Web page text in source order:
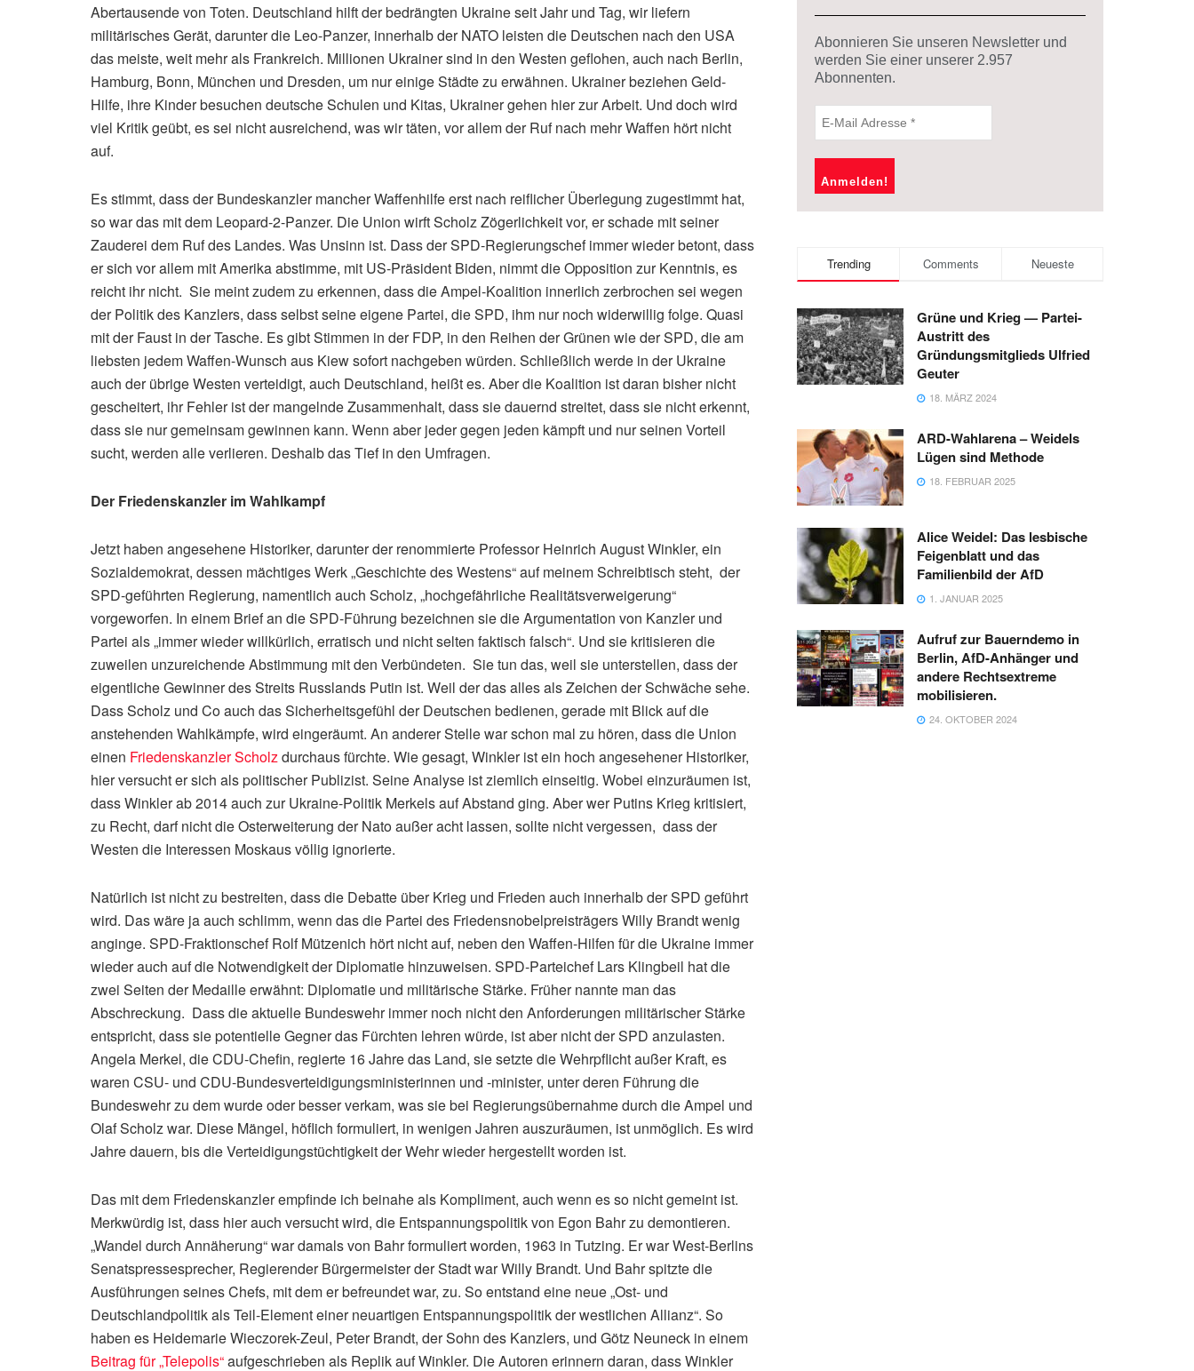
Abertausende von Toten. Deutschland hilft der bedrängten Ukraine seit Jahr und Tag, wir liefern
militärisches Gerät, darunter die Leo-Panzer, innerhalb der NATO leisten die Deutschen nach den USA
das meiste, weit mehr als Frankreich. Millionen Ukrainer sind in den Westen geflohen, auch nach Berlin,
Hamburg, Bonn, München und Dresden, um nur einige Städte zu erwähnen. Ukrainer beziehen Geld-
Hilfe, ihre Kinder besuchen deutsche Schulen und Kitas, Ukrainer gehen hier zur Arbeit. Und doch wird
viel Kritik geübt, es sei nicht ausreichend, was wir täten, vor allem der Ruf nach mehr Waffen hört nicht
auf.
Es stimmt, dass der Bundeskanzler mancher Waffenhilfe erst nach reiflicher Überlegung zugestimmt hat,
so war das mit dem Leopard-2-Panzer. Die Union wirft Scholz Zögerlichkeit vor, er schade mit seiner
Zauderei dem Ruf des Landes. Was Unsinn ist. Dass der SPD-Regierungschef immer wieder betont, dass
er sich vor allem mit Amerika abstimme, mit US-Präsident Biden, nimmt die Opposition zur Kenntnis, es
reicht ihr nicht. Sie meint zudem zu erkennen, dass die Ampel-Koalition innerlich zerbrochen sei wegen
der Politik des Kanzlers, dass selbst seine eigene Partei, die SPD, ihm nur noch widerwillig folge. Quasi
mit der Faust in der Tasche. Es gibt Stimmen in der FDP, in den Reihen der Grünen wie der SPD, die am
liebsten jedem Waffen-Wunsch aus Kiew sofort nachgeben würden. Schließlich werde in der Ukraine
auch der übrige Westen verteidigt, auch Deutschland, heißt es. Aber die Koalition ist daran bisher nicht
gescheitert, ihr Fehler ist der mangelnde Zusammenhalt, dass sie dauernd streitet, dass sie nicht erkennt,
dass sie nur gemeinsam gewinnen kann. Wenn aber jeder gegen jeden kämpft und nur seinen Vorteil
sucht, werden alle verlieren. Deshalb das Tief in den Umfragen.
Der Friedenskanzler im Wahlkampf
Jetzt haben angesehene Historiker, darunter der renommierte Professor Heinrich August Winkler, ein
Sozialdemokrat, dessen mächtiges Werk „Geschichte des Westens“ auf meinem Schreibtisch steht, der
SPD-geführten Regierung, namentlich auch Scholz, „hochgefährliche Realitätsverweigerung“
vorgeworfen. In einem Brief an die SPD-Führung bezeichnen sie die Argumentation von Kanzler und
Partei als „immer wieder willkürlich, erratisch und nicht selten faktisch falsch“. Und sie kritisieren die
zuweilen unzureichende Abstimmung mit den Verbündeten. Sie tun das, weil sie unterstellen, dass der
eigentliche Gewinner des Streits Russlands Putin ist. Weil der das alles als Zeichen der Schwäche sehe.
Dass Scholz und Co auch das Sicherheitsgefühl der Deutschen bedienen, gerade mit Blick auf die
anstehenden Wahlkämpfe, wird eingeräumt. An anderer Stelle war schon mal zu hören, dass die Union
einen Friedenskanzler Scholzdurchaus fürchte. Wie gesagt, Winkler ist ein hoch angesehener Historiker,
hier versucht er sich als politischer Publizist. Seine Analyse ist ziemlich einseitig. Wobei einzuräumen ist,
dass Winkler ab 2014 auch zur Ukraine-Politik Merkels auf Abstand ging. Aber wer Putins Krieg kritisiert,
zu Recht, darf nicht die Osterweiterung der Nato außer acht lassen, sollte nicht vergessen, dass der
Westen die Interessen Moskaus völlig ignorierte.
Natürlich ist nicht zu bestreiten, dass die Debatte über Krieg und Frieden auch innerhalb der SPD geführt
wird. Das wäre ja auch schlimm, wenn das die Partei des Friedensnobelpreisträgers Willy Brandt wenig
anginge. SPD-Fraktionschef Rolf Mützenich hört nicht auf, neben den Waffen-Hilfen für die Ukraine immer
wieder auch auf die Notwendigkeit der Diplomatie hinzuweisen. SPD-Parteichef Lars Klingbeil hat die
zwei Seiten der Medaille erwähnt: Diplomatie und militärische Stärke. Früher nannte man das
Abschreckung. Dass die aktuelle Bundeswehr immer noch nicht den Anforderungen militärischer Stärke
entspricht, dass sie potentielle Gegner das Fürchten lehren würde, ist aber nicht der SPD anzulasten.
Angela Merkel, die CDU-Chefin, regierte 16 Jahre das Land, sie setzte die Wehrpflicht außer Kraft, es
waren CSU- und CDU-Bundesverteidigungsministerinnen und -minister, unter deren Führung die
Bundeswehr zu dem wurde oder besser verkam, was sie bei Regierungsübernahme durch die Ampel und
Olaf Scholz war. Diese Mängel, höflich formuliert, in wenigen Jahren auszuräumen, ist unmöglich. Es wird
Jahre dauern, bis die Verteidigungstüchtigkeit der Wehr wieder hergestellt worden ist.
Das mit dem Friedenskanzler empfinde ich beinahe als Kompliment, auch wenn es so nicht gemeint ist.
Merkwürdig ist, dass hier auch versucht wird, die Entspannungspolitik von Egon Bahr zu demontieren.
„Wandel durch Annäherung“ war damals von Bahr formuliert worden, 1963 in Tutzing. Er war West-Berlins
Senatspressesprecher, Regierender Bürgermeister der Stadt war Willy Brandt. Und Bahr spitzte die
Ausführungen seines Chefs, mit dem er befreundet war, zu. So entstand eine neue „Ost- und
Deutschlandpolitik als Teil-Element einer neuartigen Entspannungspolitik der westlichen Allianz“. So
haben es Heidemarie Wieczorek-Zeul, Peter Brandt, der Sohn des Kanzlers, und Götz Neuneck in einem
Beitrag für „Telepolis“aufgeschrieben als Replik auf Winkler. Die Autoren erinnern daran, dass Winkler
Abonnieren Sie unseren Newsletter und
werden Sie einer unserer 2.957
Abonnenten.
Trending Comments Neueste
Grüne und Krieg — Partei-
Austritt des
Gründungsmitglieds Ulfried
Geuter
18. MÄRZ 2024
ARD-Wahlarena – Weidels
Lügen sind Methode
18. FEBRUAR 2025
Alice Weidel: Das lesbische
Feigenblatt und das
Familienbild der AfD
1. JANUAR 2025
Aufruf zur Bauerndemo in
Berlin, AfD-Anhänger und
andere Rechtsextreme
mobilisieren.
24. OKTOBER 2024